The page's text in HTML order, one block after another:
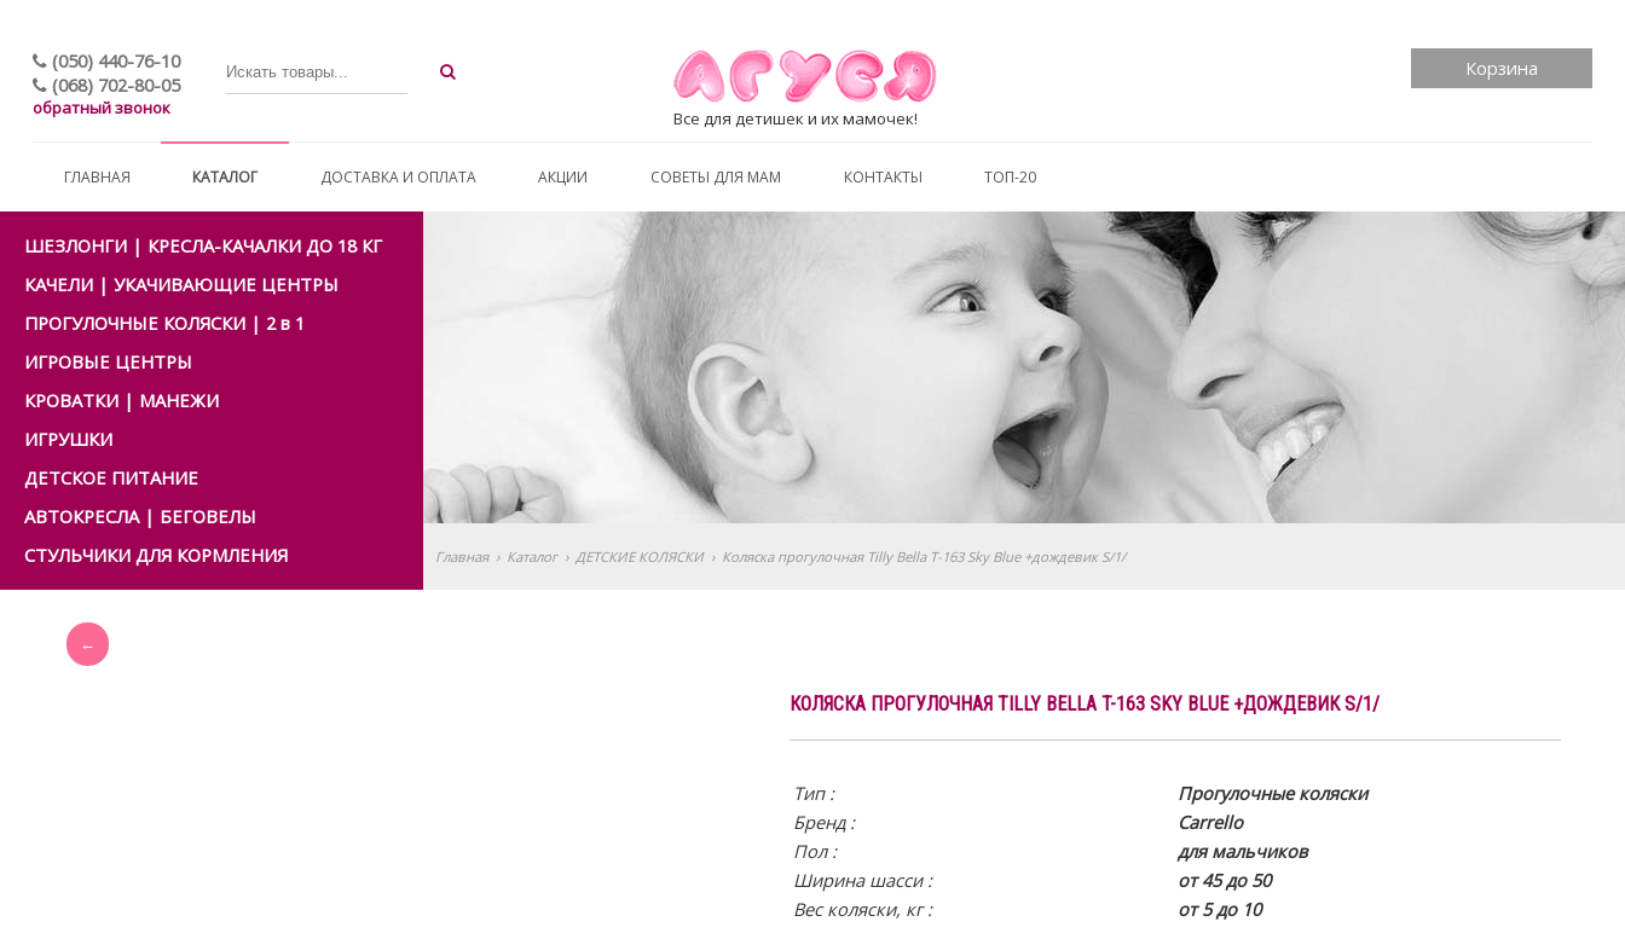
(050) 440-76-10
(068) 702-80-05
обратный звонок Все для детишек и их мамочек!
Корзина
ГЛАВНАЯ КАТАЛОГ ДОСТАВКА И ОПЛАТА АКЦИИ СОВЕТЫ ДЛЯ МАМ КОНТАКТЫ ТОП-20
ШЕЗЛОНГИ | КРЕСЛА-КАЧАЛКИ ДО 18 КГ
КАЧЕЛИ | УКАЧИВАЮЩИЕ ЦЕНТРЫ
ПРОГУЛОЧНЫЕ КОЛЯСКИ | 2 в 1
ИГРОВЫЕ ЦЕНТРЫ
КРОВАТКИ | МАНЕЖИ
ИГРУШКИ
ДЕТСКОЕ ПИТАНИЕ
АВТОКРЕСЛА | БЕГОВЕЛЫ
СТУЛЬЧИКИ ДЛЯ КОРМЛЕНИЯ
Главная › Каталог › ДЕТСКИЕ КОЛЯСКИ › Коляска прогулочная Tilly Bella T-163 Sky Blue +дождевик S/1/
КОЛЯСКА ПРОГУЛОЧНАЯ TILLY BELLA T-163 SKY BLUE +ДОЖДЕВИК S/1/
Тип :
Прогулочные коляски
Бренд :
Carrello
Пол :
для мальчиков
Ширина шасси :
от 45 до 50
Вес коляски, кг :
от 5 до 10